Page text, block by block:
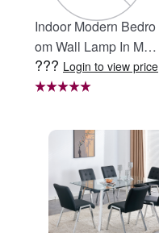
Indoor Modern Bedro
om Wall Lamp In Matt
e Black, Iron Clear Gl
ass Shade,4-Lights E
nity Light
??? Login to view price